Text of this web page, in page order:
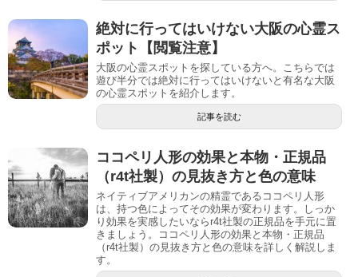
絶対に行ってはいけない大阪の心霊ス
ポット【閲覧注意】
大阪の心霊スポットを探している方へ。こちらでは
遊び半分では絶対に行ってはいけないと有名な大阪
の心霊スポットを紹介します。
記事を読む
ココペリ人形の効果と本物・正規品
（r4t社製）の見抜き方と色の意味
ネイティブアメリカンの精霊であるココペリ人形
は、持つ色によってその効果が変わります。しっか
り効果を実感したいならr4t社製の正規品を手元に置
きましょう。ココペリ人形の効果と本物・正規品
（r4t社製）の見抜き方と色の意味を詳しく解説しま
す。